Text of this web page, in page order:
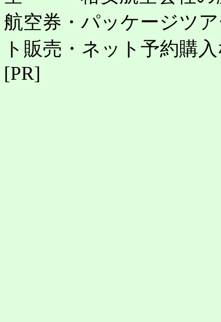
航空券・パッケージツ
ト販売・ネット予約購
[PR]